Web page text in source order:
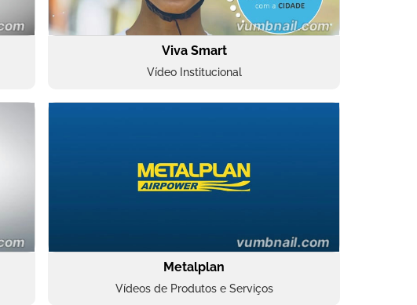
Viva Smart
Vídeo Institucional
Metalplan
Vídeos de Produtos e Serviços